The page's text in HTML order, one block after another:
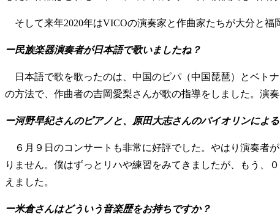
そして来年2020年はVICOの演奏家と作曲家たちが大分と福
ー民族楽器演奏者が日本語で歌いましたね？
日本語で歌を歌ったのは、中国のピパ（中国琵琶）とベト
の方法で、作曲者の吉岡愛梨さんが歌の指導をしました。演
ー河野早紀さんのピアノと、原田大志さんのバイオリンによ
６月９日のコンサートも非常に好評でした。やはり演奏者
りません。僕はずっとリハや練習をみてきましたが、もう、
えました。
ー米倉さんはどういう音楽歴をお持ちですか？